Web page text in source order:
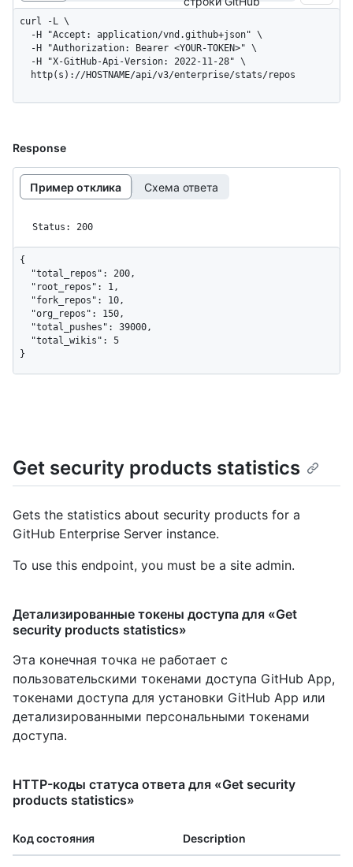
curl -L \
  http(s)://HOSTNAME/api/v3/enterprise/stats/repos
Response
Пример отклика Схема ответа
Status: 200
{
}
Get security products statistics
Gets the statistics about security products for a
GitHub Enterprise Server instance.
To use this endpoint, you must be a site admin.
Детализированные токены доступа для «Get
security products statistics»
Эта конечная точка не работает с
пользовательскими токенами доступа GitHub App,
токенами доступа для установки GitHub App или
детализированными персональными токенами
доступа.
HTTP-коды статуса ответа для «Get security
products statistics»
Код состояния Description